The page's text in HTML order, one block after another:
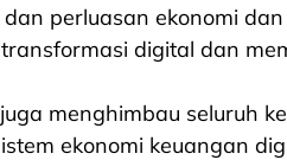
perluasan ekonomi
digital dan
menghimbau seluruh
ekonomi keuangan